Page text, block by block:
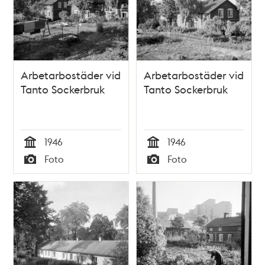
Arbetarbostäder vid
Tanto Sockerbruk
Tid
1946
Typ
Foto
Arbetarbostäder vid
Tanto Sockerbruk
Tid
1946
Typ
Foto